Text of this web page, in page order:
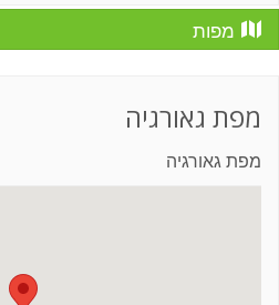
מפות
מפת גאורגיה
מפת גאורגיה